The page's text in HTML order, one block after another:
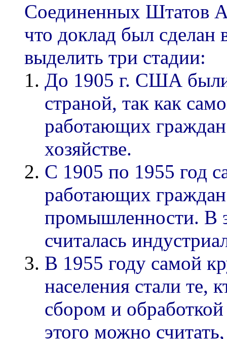
Соединенных Штатов
что доклад был сделан
выделить три стадии:
До 1905 г. США были
страной, так как
работающих
хозяйстве.
С 1905 по 1955 год
работающих
промышленности. В
считалась
В 1955 году самой
населения стали те,
сбором и
этого можно